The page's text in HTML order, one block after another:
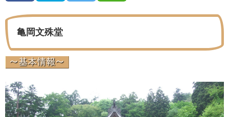
亀岡文殊堂